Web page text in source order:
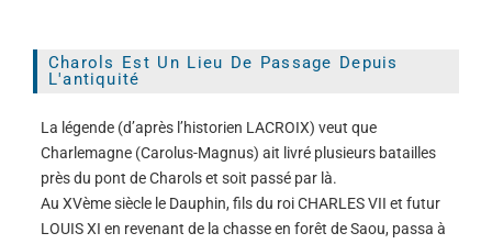
Charols Est Un Lieu De Passage Depuis
L'antiquité
La légende (d’après l’historien LACROIX) veut que
Charlemagne (Carolus-Magnus) ait livré plusieurs batailles
près du pont de Charols et soit passé par là.
Au XVème siècle le Dauphin, fils du roi CHARLES VII et futur
LOUIS XI en revenant de la chasse en forêt de Saou, passa à